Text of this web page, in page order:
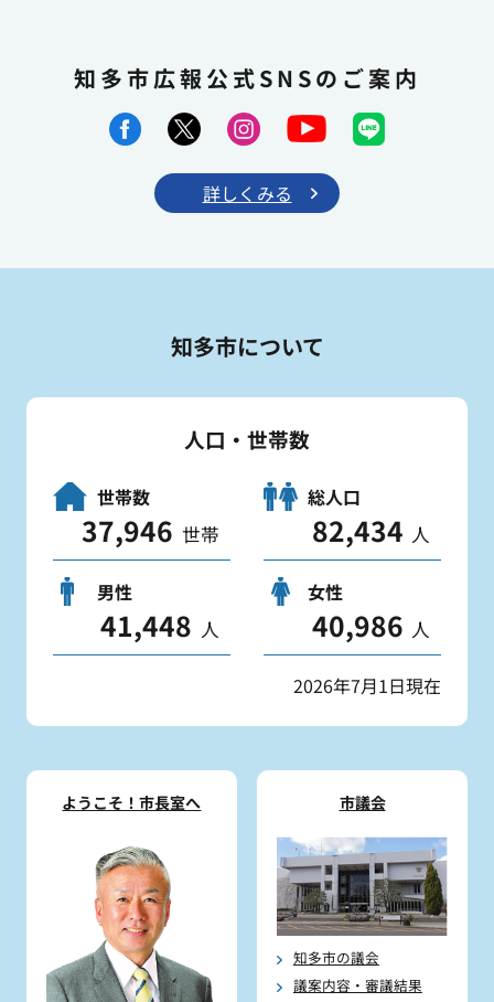
知多市広報公式SNSのご案内
詳しくみる
知多市について
人口・世帯数
世帯数
37,946 世帯
総人口
82,434 人
男性
41,448 人
女性
40,986 人
2026年7月1日現在
ようこそ！市長室へ 市議会
知多市の議会
議案内容・審議結果